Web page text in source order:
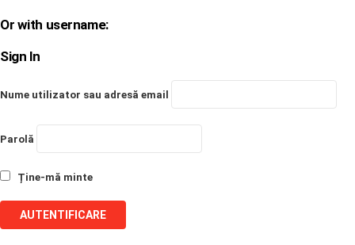
Or with username:
Sign In
Nume utilizator sau adresă email
Parolă
Ține-mă minte